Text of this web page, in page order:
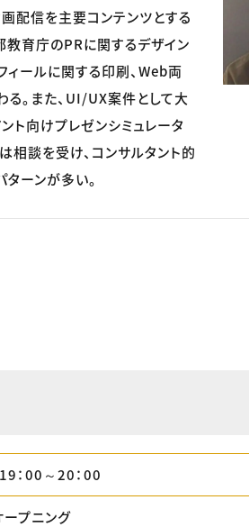
配信を主要コンテンツとする
教育庁のPRに関するデザイン
ールに関する印刷、Web両
る。また、UI/UX案件として大
ト向けプレゼンシミュレータ
相談を受け、コンサルタント的
ーンが多い。
：00～20：00
プニング